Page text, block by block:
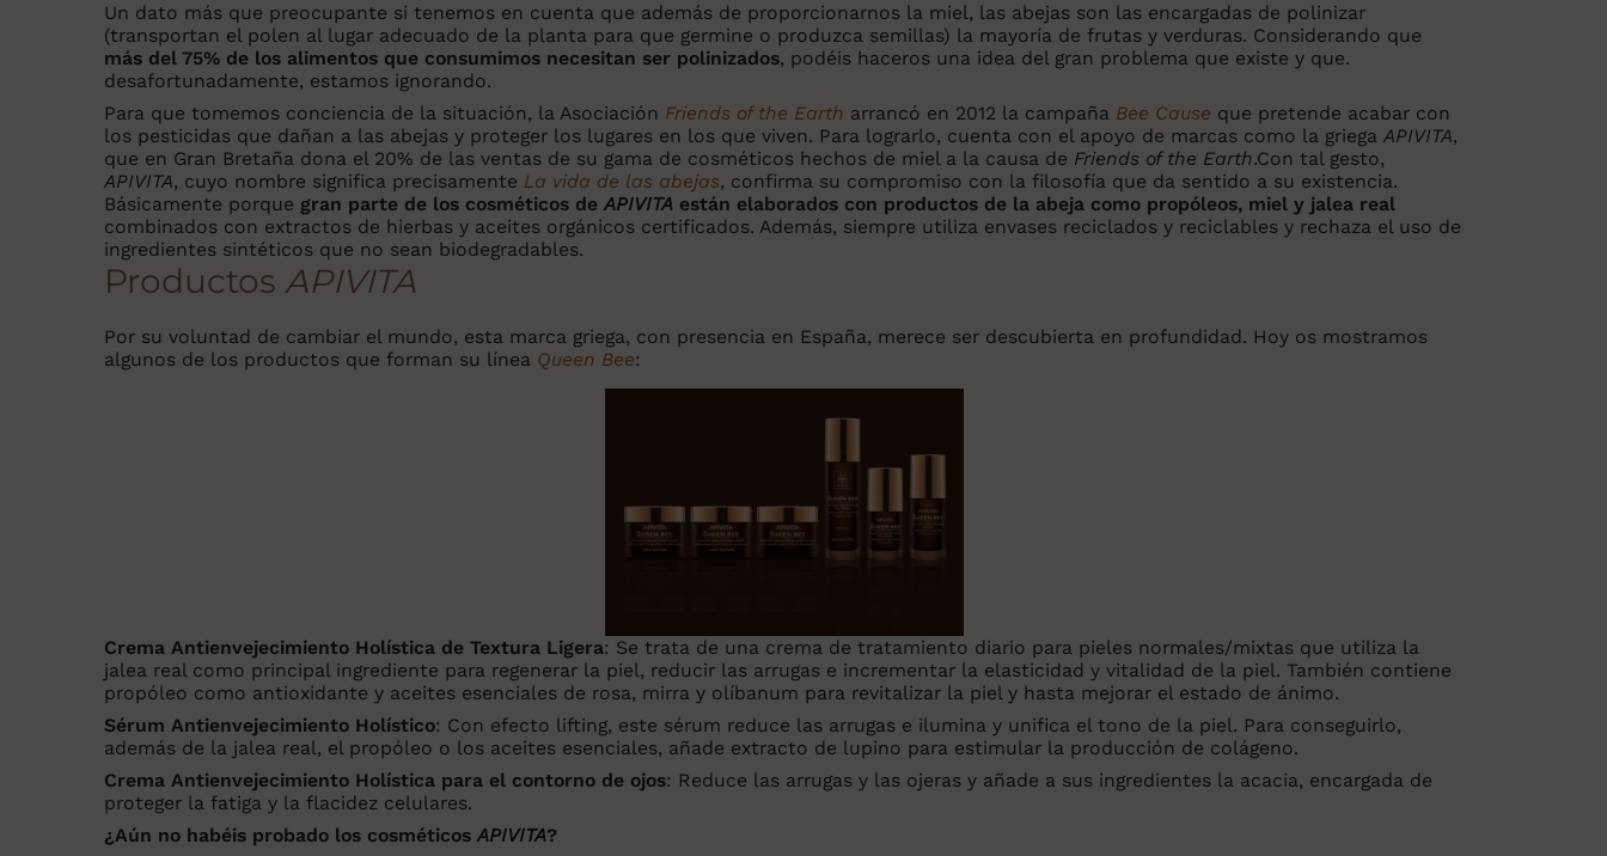
Un dato más que preocupante si tenemos en cuenta que además de proporcionarnos la miel, las abejas son las encargadas de polinizar
(transportan el polen al lugar adecuado de la planta para que germine o produzca semillas) la mayoría de frutas y verduras. Considerando que
más del 75% de los alimentos que consumimos necesitan ser polinizados, podéis haceros una idea del gran problema que existe y que.
desafortunadamente, estamos ignorando.
Para que tomemos conciencia de la situación, la Asociación Friends of the Earth arrancó en 2012 la campaña Bee Cause que pretende acabar con
los pesticidas que dañan a las abejas y proteger los lugares en los que viven. Para lograrlo, cuenta con el apoyo de marcas como la griega APIVITA,
que en Gran Bretaña dona el 20% de las ventas de su gama de cosméticos hechos de miel a la causa de Friends of the Earth.Con tal gesto,
APIVITA, cuyo nombre significa precisamente La vida de las abejas, confirma su compromiso con la filosofía que da sentido a su existencia.
Básicamente porque gran parte de los cosméticos deAPIVITA están elaborados con productos de la abeja como propóleos, miel y jalea real
combinados con extractos de hierbas y aceites orgánicos certificados. Además, siempre utiliza envases reciclados y reciclables y rechaza el uso de
ingredientes sintéticos que no sean biodegradables.
Productos APIVITA
Por su voluntad de cambiar el mundo, esta marca griega, con presencia en España, merece ser descubierta en profundidad. Hoy os mostramos
algunos de los productos que forman su línea Queen Bee:
Crema Antienvejecimiento Holística de Textura Ligera: Se trata de una crema de tratamiento diario para pieles normales/mixtas que utiliza la
jalea real como principal ingrediente para regenerar la piel, reducir las arrugas e incrementar la elasticidad y vitalidad de la piel. También contiene
propóleo como antioxidante y aceites esenciales de rosa, mirra y olíbanum para revitalizar la piel y hasta mejorar el estado de ánimo.
Sérum Antienvejecimiento Holístico: Con efecto lifting, este sérum reduce las arrugas e ilumina y unifica el tono de la piel. Para conseguirlo,
además de la jalea real, el propóleo o los aceites esenciales, añade extracto de lupino para estimular la producción de colágeno.
Crema Antienvejecimiento Holística para el contorno de ojos: Reduce las arrugas y las ojeras y añade a sus ingredientes la acacia, encargada de
proteger la fatiga y la flacidez celulares.
¿Aún no habéis probado los cosméticosAPIVITA?